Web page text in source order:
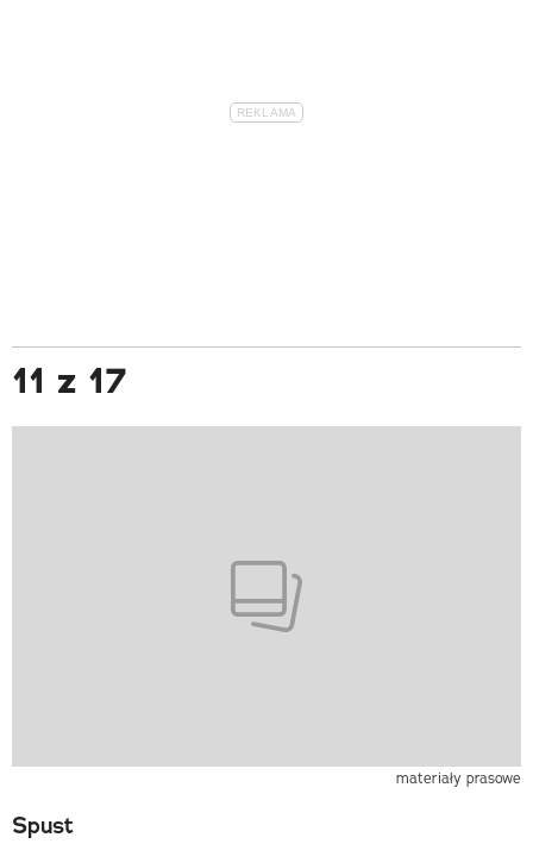
11 z 17
materiały prasowe
Spust